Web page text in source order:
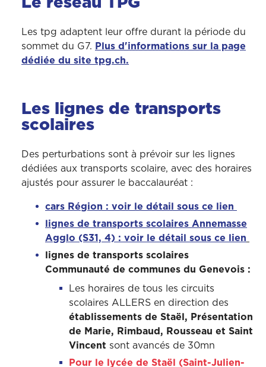
Les tpg adaptent leur offre durant la période du
sommet du G7. Plus d'informations sur la page
dédiée du site tpg.ch.
Les lignes de transports
scolaires
Des perturbations sont à prévoir sur les lignes
dédiées aux transports scolaire, avec des horaires
ajustés pour assurer le baccalauréat :
cars Région : voir le détail sous ce lien
lignes de transports scolaires Annemasse
Agglo (S31, 4) : voir le détail sous ce lien
lignes de transports scolaires
Communauté de communes du Genevois :
Les horaires de tous les circuits
scolaires ALLERS en direction des
établissements de Staël, Présentation
de Marie, Rimbaud, Rousseau et Saint
Vincent sont avancés de 30mn
Pour le lycée de Staël (Saint-Julien-